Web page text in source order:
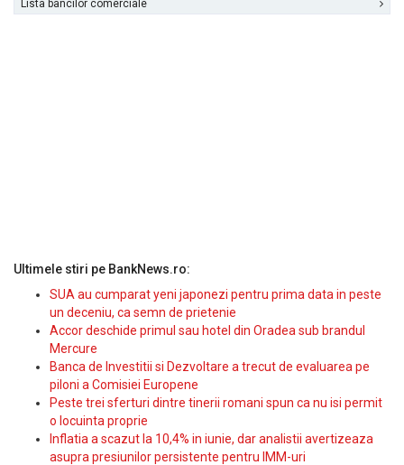
Lista bancilor comerciale
Ultimele stiri pe BankNews.ro:
SUA au cumparat yeni japonezi pentru prima data in peste
un deceniu, ca semn de prietenie
Accor deschide primul sau hotel din Oradea sub brandul
Mercure
Banca de Investitii si Dezvoltare a trecut de evaluarea pe
piloni a Comisiei Europene
Peste trei sferturi dintre tinerii romani spun ca nu isi permit
o locuinta proprie
Inflatia a scazut la 10,4% in iunie, dar analistii avertizeaza
asupra presiunilor persistente pentru IMM-uri